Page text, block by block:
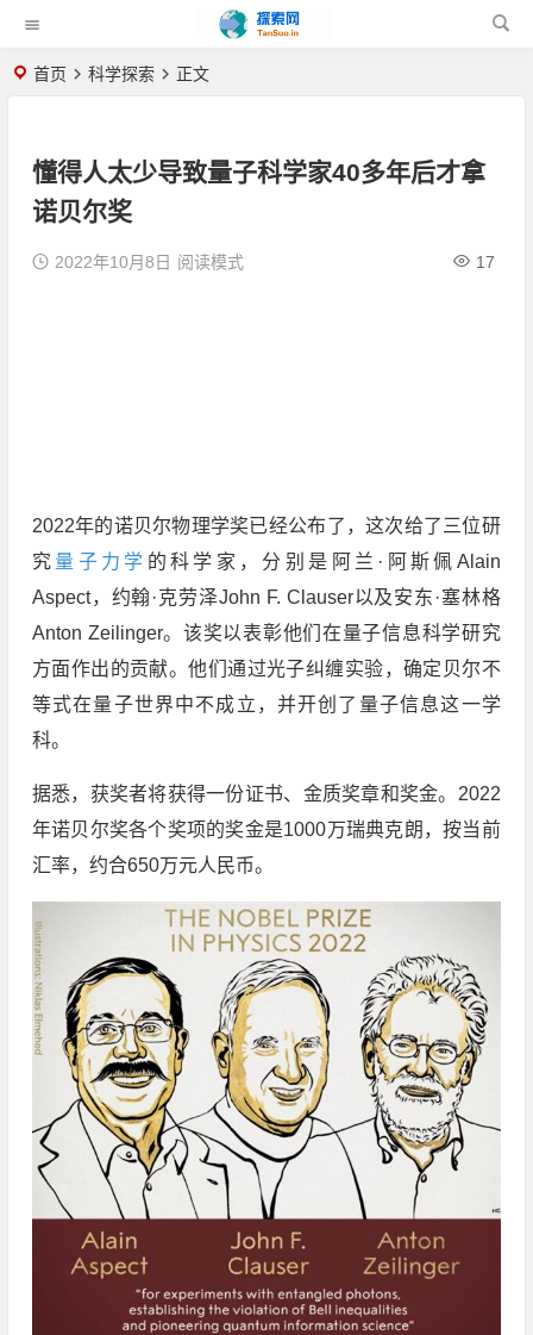
首页 科学探索 正文
懂得人太少导致量子科学家40多年后才拿
诺贝尔奖
2022年10月8日 17
阅读模式
2022年的诺贝尔物理学奖已经公布了，这次给了三位研
究 量子力学 的科学家，分别是阿兰·阿斯佩Alain
Aspect，约翰·克劳泽John F. Clauser以及安东·塞林格
Anton Zeilinger。该奖以表彰他们在量子信息科学研究
方面作出的贡献。他们通过光子纠缠实验，确定贝尔不
等式在量子世界中不成立，并开创了量子信息这一学
科。
据悉，获奖者将获得一份证书、金质奖章和奖金。2022
年诺贝尔奖各个奖项的奖金是1000万瑞典克朗，按当前
汇率，约合650万元人民币。